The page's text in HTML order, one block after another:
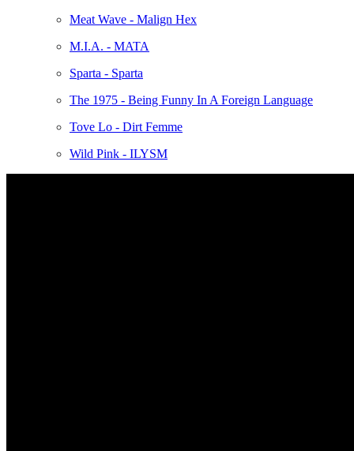
Meat Wave - Malign Hex
M.I.A. - MATA
Sparta - Sparta
The 1975 - Being Funny In A Foreign Language
Tove Lo - Dirt Femme
Wild Pink - ILYSM